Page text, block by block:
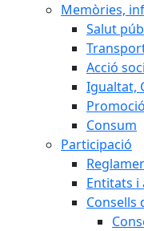
Memòries,
Salut
Acció
Igualtat,
Consum
Participació
Entitats i
Consells